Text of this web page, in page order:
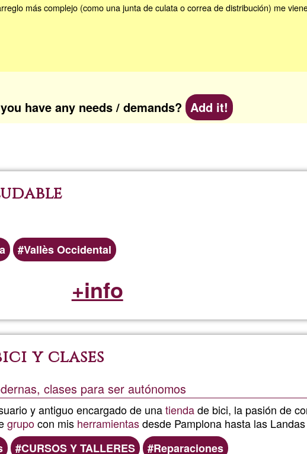
más complejo (como una junta de culata o correa de distribución) me
have any needs / demands? Add it!
Vallès Occidental
+info
y clases
clases para ser autónomos
y antiguo encargado de unatiendade bici, la pasión de
grupocon mis herramientasdesde Pamplona hasta las Landas
CURSOS Y TALLERES Reparaciones